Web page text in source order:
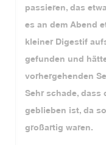
passieren, das
es an dem Abend
kleiner Digestif
gefunden und
vorhergehenden
Sehr schade, dass
geblieben ist, da
großartig waren.